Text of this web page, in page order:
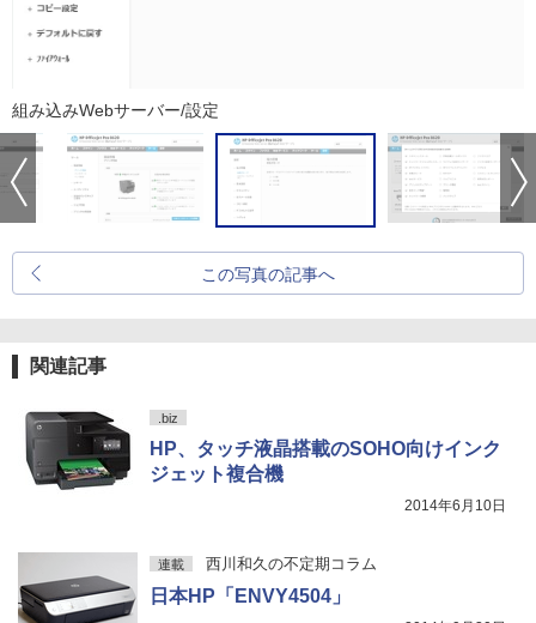
組み込みWebサーバー/設定
この写真の記事へ
関連記事
.biz
HP、タッチ液晶搭載のSOHO向けインク
ジェット複合機
2014年6月10日
連載 西川和久の不定期コラム
日本HP「ENVY4504」